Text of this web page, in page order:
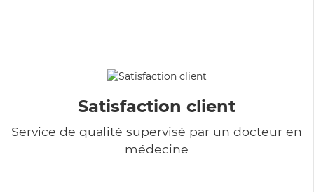
Satisfaction client
Service de qualité supervisé par un docteur en
médecine